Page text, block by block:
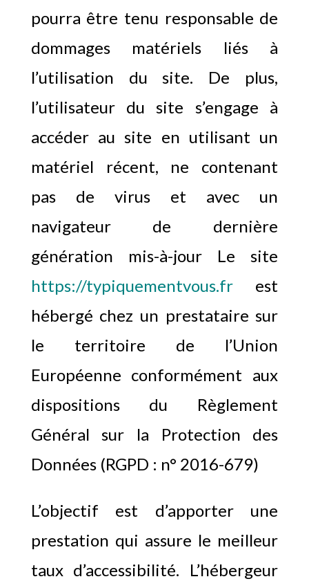
pourra être tenu responsable de
dommages matériels liés à
l’utilisation du site. De plus,
l’utilisateur du site s’engage à
accéder au site en utilisant un
matériel récent, ne contenant
pas de virus et avec un
navigateur de dernière
génération mis-à-jour Le site
https://typiquementvous.frest
hébergé chez un prestataire sur
le territoire de l’Union
Européenne conformément aux
dispositions du Règlement
Général sur la Protection des
Données (RGPD : n° 2016-679)
L’objectif est d’apporter une
prestation qui assure le meilleur
taux d’accessibilité. L’hébergeur